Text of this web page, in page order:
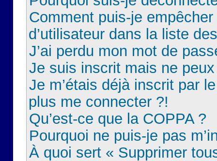
Comment puis-je
d’utilisateur dans la liste
J’ai perdu mon mot de
Je suis inscrit mais ne
Je m’étais déjà inscrit par
plus me connecter ?!
Qu’est-ce que la COPPA ?
Pourquoi ne puis-je pas
À quoi sert « Supprimer